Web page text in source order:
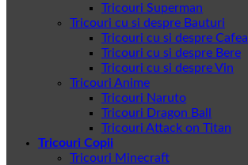
Tricouri Superman
Tricouri cu si despre Bauturi
Tricouri cu si despre Cafea
Tricouri cu si despre Bere
Tricouri cu si despre Vin
Tricouri Anime
Tricouri Naruto
Tricouri Dragon Ball
Tricouri Attack on Titan
Tricouri Copii
Tricouri Minecraft